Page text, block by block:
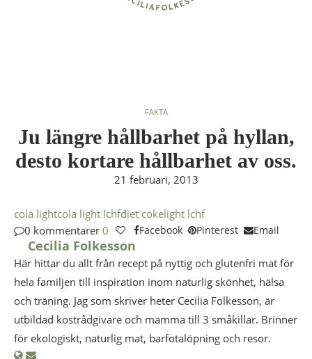
FAKTA
Ju längre hållbarhet på hyllan,
desto kortare hållbarhet av oss.
21 februari, 2013
cola lightcola light lchfdiet cokelight lchf
0 kommentarer 0 Facebook Pinterest Email
Cecilia Folkesson
Här hittar du allt från recept på nyttig och glutenfri mat för
hela familjen till inspiration inom naturlig skönhet, hälsa
och träning. Jag som skriver heter Cecilia Folkesson, är
utbildad kostrådgivare och mamma till 3 småkillar. Brinner
för ekologiskt, naturlig mat, barfotalöpning och resor.